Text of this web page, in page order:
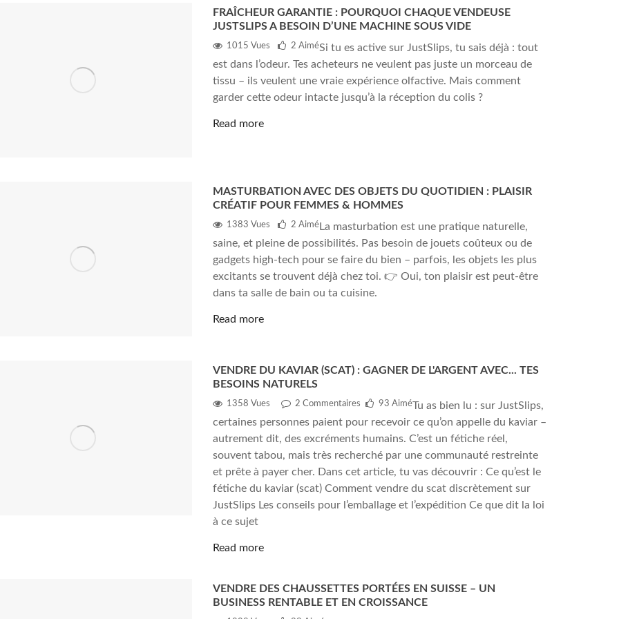
FRAÎCHEUR GARANTIE : POURQUOI CHAQUE VENDEUSE
JUSTSLIPS A BESOIN D’UNE MACHINE SOUS VIDE
1015 Vues 2 AiméSi tu es active sur JustSlips, tu sais déjà : tout
est dans l’odeur. Tes acheteurs ne veulent pas juste un morceau de
tissu – ils veulent une vraie expérience olfactive. Mais comment
garder cette odeur intacte jusqu’à la réception du colis ?
Read more
MASTURBATION AVEC DES OBJETS DU QUOTIDIEN : PLAISIR
CRÉATIF POUR FEMMES & HOMMES
1383 Vues 2 AiméLa masturbation est une pratique naturelle,
saine, et pleine de possibilités. Pas besoin de jouets coûteux ou de
gadgets high-tech pour se faire du bien – parfois, les objets les plus
excitants se trouvent déjà chez toi. 👉 Oui, ton plaisir est peut-être
dans ta salle de bain ou ta cuisine.
Read more
VENDRE DU KAVIAR (SCAT) : GAGNER DE L'ARGENT AVEC... TES
BESOINS NATURELS
1358 Vues 2 Commentaires 93 AiméTu as bien lu : sur JustSlips,
certaines personnes paient pour recevoir ce qu’on appelle du kaviar –
autrement dit, des excréments humains. C’est un fétiche réel,
souvent tabou, mais très recherché par une communauté restreinte
et prête à payer cher. Dans cet article, tu vas découvrir : Ce qu’est le
fétiche du kaviar (scat) Comment vendre du scat discrètement sur
JustSlips Les conseils pour l’emballage et l’expédition Ce que dit la loi
à ce sujet
Read more
VENDRE DES CHAUSSETTES PORTÉES EN SUISSE – UN
BUSINESS RENTABLE ET EN CROISSANCE